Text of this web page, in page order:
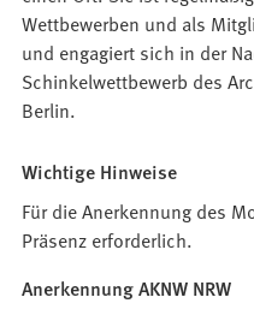
Wettbewerben und als
und engagiert sich in der
Schinkelwettbewerb des
Berlin.
Wichtige Hinweise
Für die Anerkennung des
Präsenz erforderlich.
Anerkennung AKNW NRW